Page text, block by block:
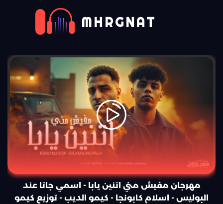
MHRGNAT
مهرجان مفيش مني اتنين يابا - اسمي جاتا عند
البوليس - اسلام كابونجا - كيمو الديب - توزيع كيمو